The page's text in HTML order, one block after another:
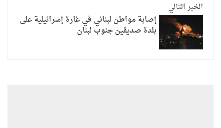
الخبر التالي
إصابة مواطن لبناني في غارة إسرائيلية على
بلدة صديقين جنوب لبنان